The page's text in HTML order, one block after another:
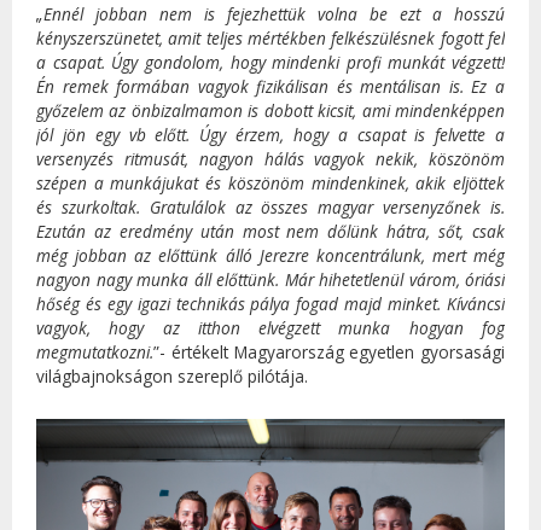
„Ennél jobban nem is fejezhettük volna be ezt a hosszú
kényszerszünetet, amit teljes mértékben felkészülésnek fogott fel
a csapat. Úgy gondolom, hogy mindenki profi munkát végzett!
Én remek formában vagyok fizikálisan és mentálisan is. Ez a
győzelem az önbizalmamon is dobott kicsit, ami mindenképpen
jól jön egy vb előtt. Úgy érzem, hogy a csapat is felvette a
versenyzés ritmusát, nagyon hálás vagyok nekik, köszönöm
szépen a munkájukat és köszönöm mindenkinek, akik eljöttek
és szurkoltak. Gratulálok az összes magyar versenyzőnek is.
Ezután az eredmény után most nem dőlünk hátra, sőt, csak
még jobban az előttünk álló Jerezre koncentrálunk, mert még
nagyon nagy munka áll előttünk. Már hihetetlenül várom, óriási
hőség és egy igazi technikás pálya fogad majd minket. Kíváncsi
vagyok, hogy az itthon elvégzett munka hogyan fog
megmutatkozni.”- értékelt Magyarország egyetlen gyorsasági
világbajnokságon szereplő pilótája.